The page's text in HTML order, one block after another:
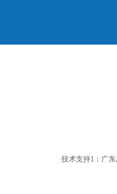
技术支持1：广